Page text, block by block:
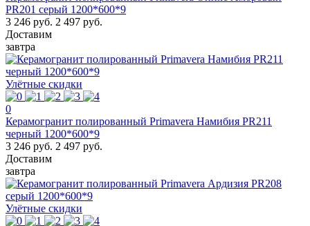
PR201 серый 1200*600*9
3 246 руб. 2 497 руб.
Доставим
завтра
Улётные скидки
0
Керамогранит полированный Primavera Намибия PR211
черный 1200*600*9
3 246 руб. 2 497 руб.
Доставим
завтра
Улётные скидки